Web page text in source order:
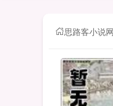
思路客小说网